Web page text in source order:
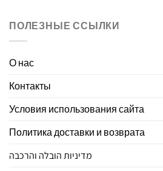
ПОЛЕЗНЫЕ ССЫЛКИ
О нас
Контакты
Условия использования сайта
Политика доставки и возврата
מדיניות הובלה והרכבה